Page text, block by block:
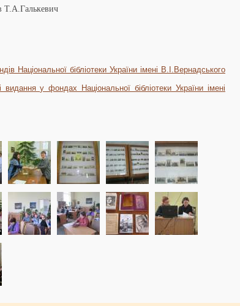
Т.А.Галькевич
Національної бібліотеки України імені В.І.Вернадського
у фондах Національної бібліотеки України імені